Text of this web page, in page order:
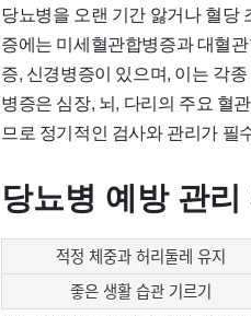
당뇨병을 오랜 기간 앓거나 혈당
증에는 미세혈관합병증과 대혈
증, 신경병증이 있으며, 이는 각
병증은 심장, 뇌, 다리의 주요 혈
므로 정기적인 검사와 관리가 필
당뇨병 예방 관리
적정 체중과 허리둘레 유지
좋은 생활 습관 기르기